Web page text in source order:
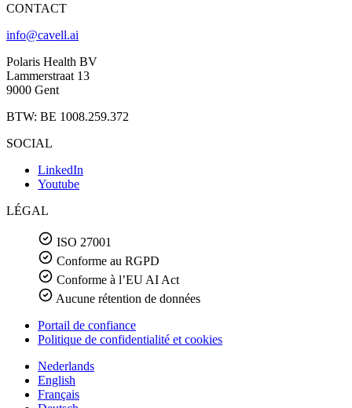
CONTACT
info@cavell.ai
Polaris Health BV
Lammerstraat 13
9000 Gent
BTW: BE 1008.259.372
SOCIAL
LinkedIn
Youtube
LÉGAL
ISO 27001
Conforme au RGPD
Conforme à l’EU AI Act
Aucune rétention de données
Portail de confiance
Politique de confidentialité et cookies
Nederlands
English
Français